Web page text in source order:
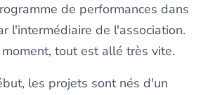
de performances dans
l'intermédiaire de l'association.
tout est allé très vite.
les projets sont nés d'un